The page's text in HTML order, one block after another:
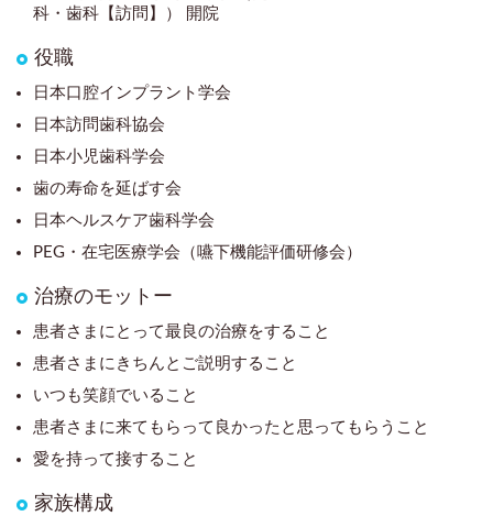
科・歯科【訪問】）
開院
役職
日本口腔インプラント学会
日本訪問歯科協会
日本小児歯科学会
歯の寿命を延ばす会
日本ヘルスケア歯科学会
PEG・在宅医療学会（嚥下機能評価研修会）
治療のモットー
患者さまにとって最良の治療をすること
患者さまにきちんとご説明すること
いつも笑顔でいること
患者さまに来てもらって良かったと思ってもらうこと
愛を持って接すること
家族構成